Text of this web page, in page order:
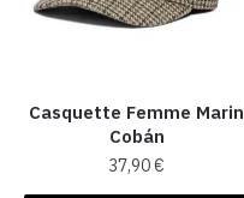
Casquette Femme Marin
Cobán
37,90€